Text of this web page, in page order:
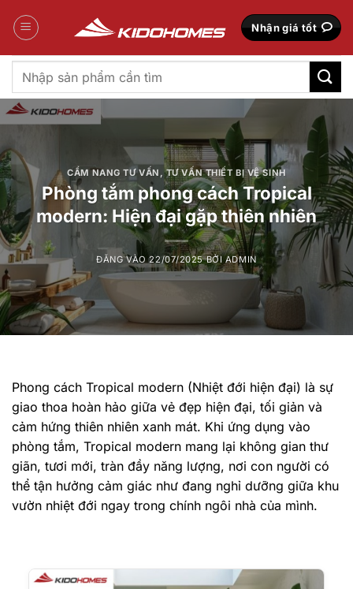
qua
Nhận giá tốt
Tìm
kiếm:
CẨM NANG TƯ VẤN ,TƯ VẤN THIẾT BỊ VỆ SINH
Phòng tắm phong cách Tropical
modern: Hiện đại gặp thiên nhiên
ĐĂNG VÀO22/07/2025 BỞIADMIN
Phong cách Tropical modern (Nhiệt đới hiện đại) là sự
giao thoa hoàn hảo giữa vẻ đẹp hiện đại, tối giản và
cảm hứng thiên nhiên xanh mát. Khi ứng dụng vào
phòng tắm, Tropical modern mang lại không gian thư
giãn, tươi mới, tràn đầy năng lượng, nơi con người có
thể tận hưởng cảm giác như đang nghỉ dưỡng giữa khu
vườn nhiệt đới ngay trong chính ngôi nhà của mình.